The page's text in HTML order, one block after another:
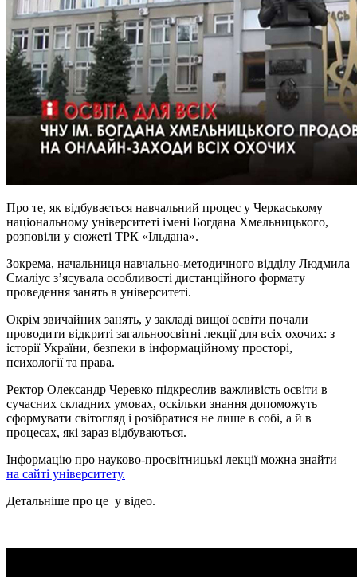
Про те, як відбувається навчальний процес у Черкаському
національному університеті імені Богдана Хмельницького,
розповіли у сюжеті ТРК «Ільдана».
Зокрема, начальниця навчально-методичного відділу Людмила
Смаліус з’ясувала особливості дистанційного формату
проведення занять в університеті.
Окрім звичайних занять, у закладі вищої освіти почали
проводити відкриті загальноосвітні лекції для всіх охочих: з
історії України, безпеки в інформаційному просторі,
психології та права.
Ректор Олександр Черевко підкреслив важливість освіти в
сучасних складних умовах, оскільки знання допоможуть
сформувати світогляд і розібратися не лише в собі, а й в
процесах, які зараз відбуваються.
Інформацію про науково-просвітницькі лекції можна знайти
на сайті університету.
Детальніше про це у відео.